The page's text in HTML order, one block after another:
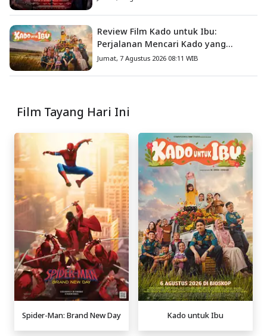
Review Film Kado untuk Ibu:
Perjalanan Mencari Kado yang
Mengajarkan Arti Keluarga
Jumat, 7 Agustus 2026 08:11 WIB
Film Tayang Hari Ini
Spider-Man: Brand New Day Kado untuk Ibu